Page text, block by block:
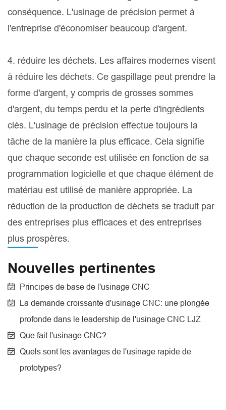
conséquence. L'usinage de précision permet à
l'entreprise d'économiser beaucoup d'argent.
4. réduire les déchets. Les affaires modernes visent
à réduire les déchets. Ce gaspillage peut prendre la
forme d'argent, y compris de grosses sommes
d'argent, du temps perdu et la perte d'ingrédients
clés. L'usinage de précision effectue toujours la
tâche de la manière la plus efficace. Cela signifie
que chaque seconde est utilisée en fonction de sa
programmation logicielle et que chaque élément de
matériau est utilisé de manière appropriée. La
réduction de la production de déchets se traduit par
des entreprises plus efficaces et des entreprises
plus prospères.
Nouvelles pertinentes
Principes de base de l'usinage CNC
La demande croissante d'usinage CNC: une plongée
profonde dans le leadership de l'usinage CNC LJZ
Que fait l'usinage CNC?
Quels sont les avantages de l'usinage rapide de
prototypes?